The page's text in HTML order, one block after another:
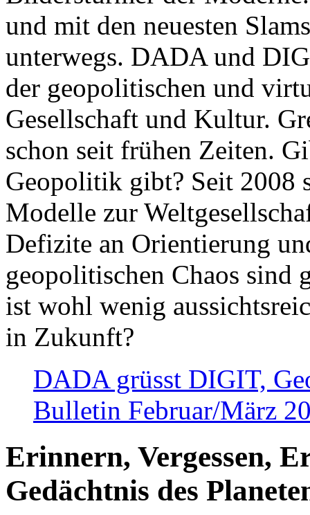
und mit den neuesten
unterwegs. DADA und
der geopolitischen und
Gesellschaft und Kultur.
schon seit frühen Zeiten.
Geopolitik gibt? Seit 2008
Modelle zur
Defizite an Orientierung
geopolitischen Chaos sind
ist wohl wenig
in Zukunft?
DADA grüsst DIGIT,
Bulletin Februar/März
Erinnern, Vergessen,
Gedächtnis des